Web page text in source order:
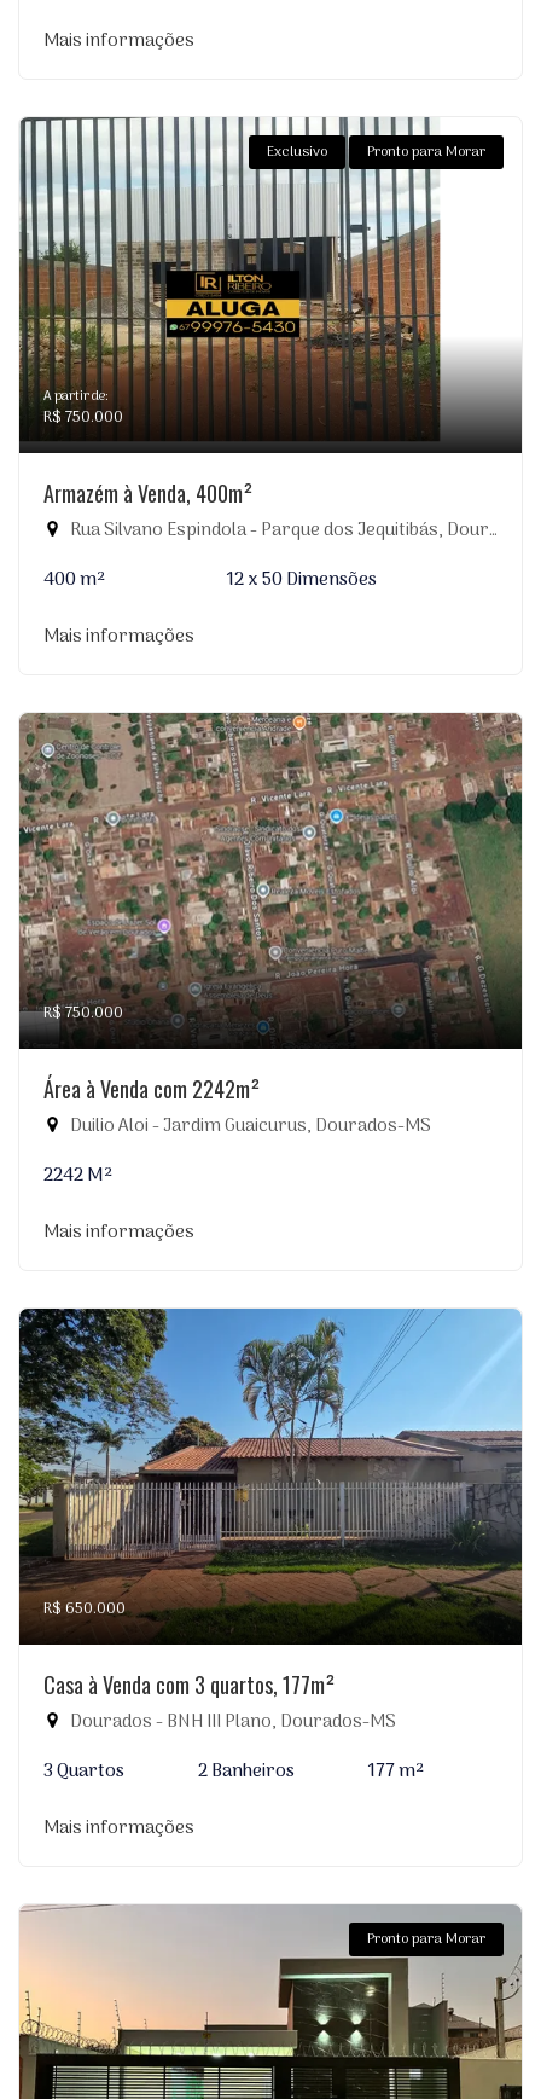
Mais informações
Exclusivo Pronto para Morar
A partir de:
R$ 750.000
Armazém à Venda, 400m²
Rua Silvano Espindola - Parque dos Jequitibás, Dourados-MS
400 m²
12 x 50 Dimensões
Mais informações
R$ 750.000
Área à Venda com 2242m²
Duilio Aloi - Jardim Guaicurus, Dourados-MS
2242 M²
Mais informações
R$ 650.000
Casa à Venda com 3 quartos, 177m²
Dourados - BNH III Plano, Dourados-MS
3 Quartos
2 Banheiros
177 m²
Mais informações
Pronto para Morar